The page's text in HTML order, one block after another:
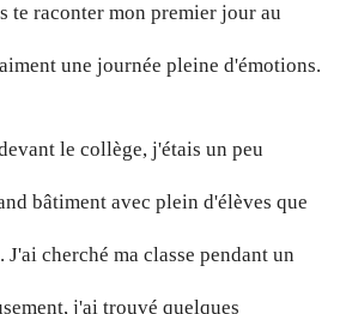
te raconter mon premier jour au
une journée pleine d'émotions.
le collège, j'étais un peu
bâtiment avec plein d'élèves que
J'ai cherché ma classe pendant un
j'ai trouvé quelques